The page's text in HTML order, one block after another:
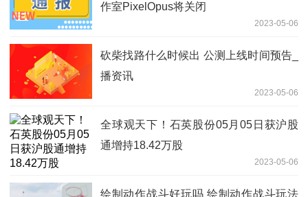
作室PixelOpus将关闭
2023-05-06
砍柴找路什么时候出 公测上线时间预告_
播资讯
2023-05-06
全球观天下！石英股份05月05日获沪股
通增持18.42万股
2023-05-06
绘制动作战斗好玩吗 绘制动作战斗玩法